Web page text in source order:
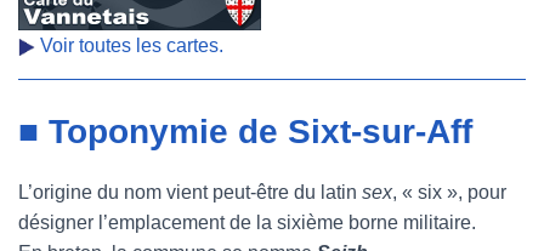
Voir toutes les cartes.
■ Toponymie de Sixt-sur-Aff
L’origine du nom vient peut-être du latin sex, « six », pour
désigner l’emplacement de la sixième borne militaire.